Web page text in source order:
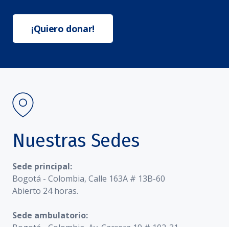
¡Quiero donar!
Nuestras Sedes
Sede principal:
Bogotá - Colombia, Calle 163A # 13B-60
Abierto 24 horas.
Sede ambulatorio: